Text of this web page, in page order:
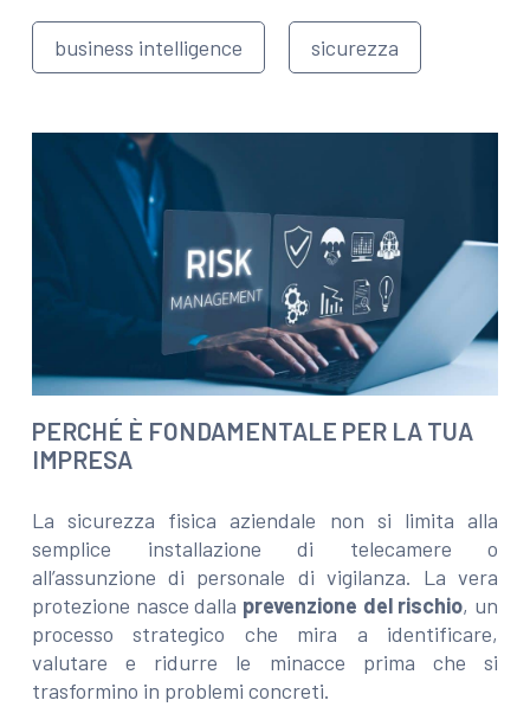
business intelligence sicurezza
PERCHÉ È FONDAMENTALE PER LA TUA
IMPRESA
La sicurezza fisica aziendale non si limita alla
semplice installazione di telecamere o
all’assunzione di personale di vigilanza. La vera
protezione nasce dalla prevenzione del rischio, un
processo strategico che mira a identificare,
valutare e ridurre le minacce prima che si
trasformino in problemi concreti.